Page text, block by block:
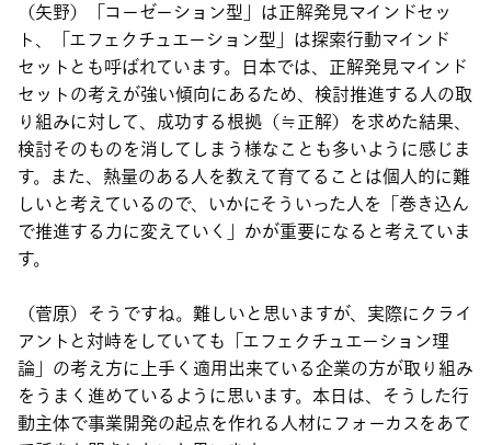
（矢野）「コーゼーション型」は正解発見マインドセッ
ト、「エフェクチュエーション型」は探索行動マインド
セットとも呼ばれています。日本では、正解発見マインド
セットの考えが強い傾向にあるため、検討推進する人の取
り組みに対して、成功する根拠（≒正解）を求めた結果、
検討そのものを消してしまう様なことも多いように感じま
す。また、熱量のある人を教えて育てることは個人的に難
しいと考えているので、いかにそういった人を「巻き込ん
で推進する力に変えていく」かが重要になると考えていま
す。
（菅原）そうですね。難しいと思いますが、実際にクライ
アントと対峙をしていても「エフェクチュエーション理
論」の考え方に上手く適用出来ている企業の方が取り組み
をうまく進めているように思います。本日は、そうした行
動主体で事業開発の起点を作れる人材にフォーカスをあて